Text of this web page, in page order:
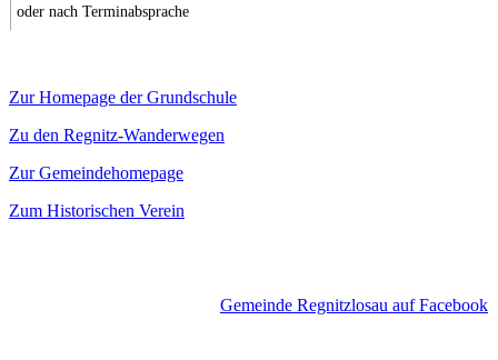
oder nach Terminabsprache
Zur Homepage der Grundschule
Zu den Regnitz-Wanderwegen
Zur Gemeindehomepage
Zum Historischen Verein
Gemeinde Regnitzlosau auf Facebook